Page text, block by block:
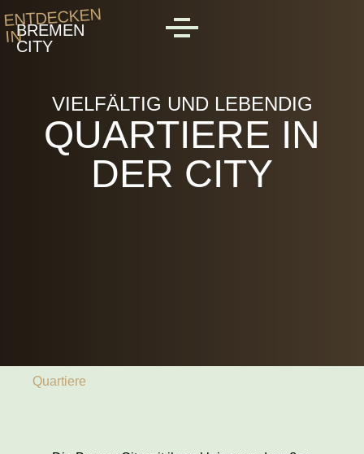
Skip to main content
ENTDECKEN
INBREMEN
CITY
MENU
VIELFÄLTIG UND LEBENDIG
QUARTIERE IN
DER CITY
Quartiere